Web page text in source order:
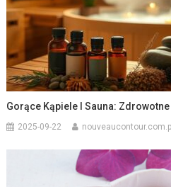
Gorące Kąpiele I Sauna:
2025-09-22 nouveaucontour.com.pl